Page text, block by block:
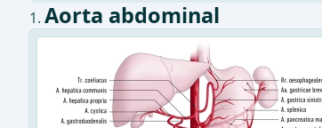
Aorta abdominal